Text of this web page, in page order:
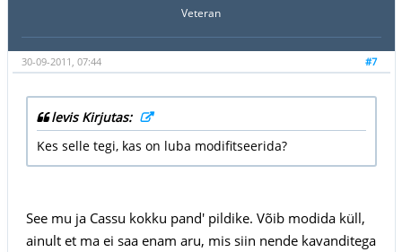
Veteran
#7
30-09-2011, 07:44
levis Kirjutas:
Kes selle tegi, kas on luba modifitseerida?
See mu ja Cassu kokku pand' pildike. Võib modida küll,
ainult et ma ei saa enam aru, mis siin nende kavanditega